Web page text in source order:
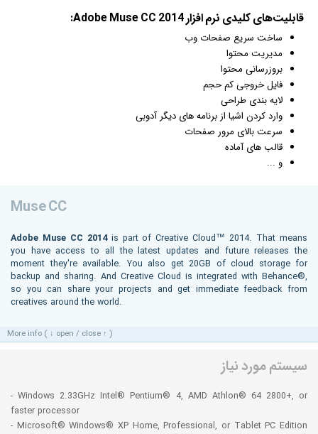
قابلیت‌های کلیدی نرم افزار
ساخت سریع صفحات وب
مدیریت محتوا
بروزرسانی محتوا
فایل خروجی کم حجم
لایه بندی طراحی
وارد کردن اشیا از برنامه های دیگر آدوبی
سرعت بالای مرور صفحات
قالب های آماده
و ...
Muse CC
Adobe Muse CC 2014is part of Creative Cloud™ 2014. That means
you have access to all the latest updates and future releases the
moment they're available. You also get 20GB of cloud storage for
backup and sharing. And Creative Cloud is integrated with Behance®,
so you can share your projects and get immediate feedback from
creatives around the world.
More info ( ↓ open / close ↑ )
سیستم مورد نیاز
- Windows 2.33GHz Intel® Pentium® 4, AMD Athlon® 64 2800+, or
faster processor
- Microsoft® Windows® XP Home, Professional, or Tablet PC Edition